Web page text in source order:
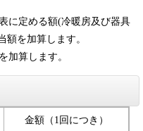
に定める額(冷暖房及び器具
額を加算します。
加算します。
金額（1回につき）